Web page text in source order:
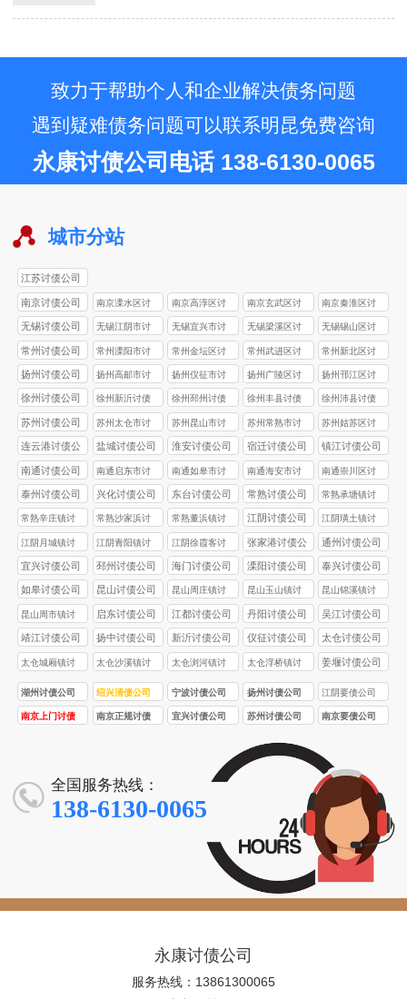
致力于帮助个人和企业解决债务问题
遇到疑难债务问题可以联系明昆免费咨询
永康讨债公司电话 138-6130-0065
城市分站
江苏讨债公司
南京讨债公司
南京溧水区讨
债公司
南京高淳区讨
债公司
南京玄武区讨
债公司
南京秦淮区讨
债公司
无锡讨债公司
无锡江阴市讨
债公司
无锡‌宜兴市讨
债公司
无锡梁溪区讨
债公司
无锡‌锡山区讨
债公司
常州讨债公司
常州溧阳市讨
债公司
常州金坛区讨
债公司
常州武进区讨
债公司
常州新北区讨
债公司
扬州讨债公司
扬州高邮市讨
债公司
扬州仪征市讨
债公司
扬州广陵区讨
债公司
扬州邗江区讨
债公司
徐州讨债公司
徐州新沂讨债
公司
徐州邳州讨债
公司
徐州丰县讨债
公司
徐州沛县讨债
公司
苏州讨债公司
苏州太仓市讨
债公司
苏州昆山市讨
债公司
苏州常熟市讨
债公司
苏州姑苏区讨
债公司
连云港讨债公
司
盐城讨债公司 淮安讨债公司 宿迁讨债公司 镇江讨债公司
南通讨债公司
南通启东市讨
债公司
南通如皋市讨
债公司
南通海安市讨
债公司
南通崇川区讨
债公司
泰州讨债公司 兴化讨债公司 东台讨债公司 常熟讨债公司
常熟承塘镇讨
债公司
常熟辛庄镇讨
债公司
常熟沙家浜讨
债公司
常熟董浜镇讨
债公司
江阴讨债公司
江阴璜土镇讨
债公司
江阴月城镇讨
债公司
江阴青阳镇讨
债公司
江阴徐霞客讨
债公司
张家港讨债公
司
通州讨债公司
宜兴讨债公司 邳州讨债公司 海门讨债公司 溧阳讨债公司 泰兴讨债公司
如皋讨债公司 昆山讨债公司
昆山周庄镇讨
债公司
昆山玉山镇讨
债公司
昆山锦溪镇讨
债公司
昆山周市镇讨
债公司
启东讨债公司 江都讨债公司 丹阳讨债公司 吴江讨债公司
靖江讨债公司 扬中讨债公司 新沂讨债公司 仪征讨债公司 太仓讨债公司
太仓城厢镇讨
债公司
太仓沙溪镇讨
债公司
太仓浏河镇讨
债公司
太仓浮桥镇讨
债公司
姜堰讨债公司
湖州讨债公司 绍兴清债公司 宁波讨债公司 扬州讨债公司 江阴要债公司
南京上门讨债
南京正规讨债
宜兴讨债公司 苏州讨债公司 南京要债公司
全国服务热线：
138-6130-0065
永康讨债公司
服务热线：13861300065